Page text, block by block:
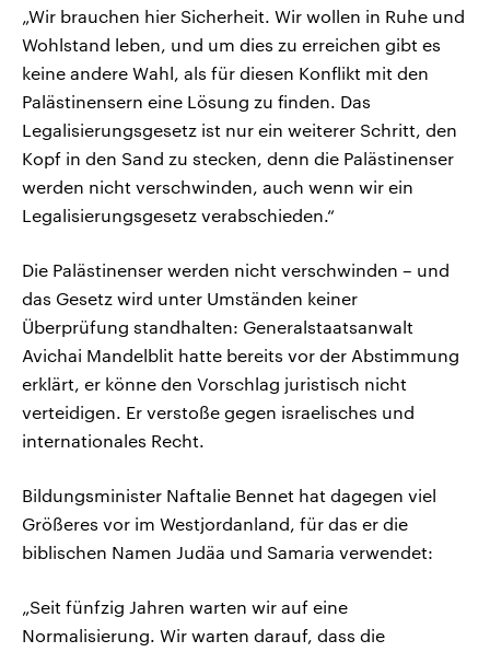
„Wir brauchen hier Sicherheit. Wir wollen in Ruhe und
Wohlstand leben, und um dies zu erreichen gibt es
keine andere Wahl, als für diesen Konflikt mit den
Palästinensern eine Lösung zu finden. Das
Legalisierungsgesetz ist nur ein weiterer Schritt, den
Kopf in den Sand zu stecken, denn die Palästinenser
werden nicht verschwinden, auch wenn wir ein
Legalisierungsgesetz verabschieden.“
Die Palästinenser werden nicht verschwinden – und
das Gesetz wird unter Umständen keiner
Überprüfung standhalten: Generalstaatsanwalt
Avichai Mandelblit hatte bereits vor der Abstimmung
erklärt, er könne den Vorschlag juristisch nicht
verteidigen. Er verstoße gegen israelisches und
internationales Recht.
Bildungsminister Naftalie Bennet hat dagegen viel
Größeres vor im Westjordanland, für das er die
biblischen Namen Judäa und Samaria verwendet:
„Seit fünfzig Jahren warten wir auf eine
Normalisierung. Wir warten darauf, dass die